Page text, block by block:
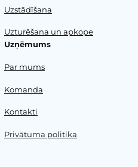
Uzstādīšana
Uzturēšana un apkope
Uzņēmums
Par mums
Komanda
Kontakti
Privātuma politika